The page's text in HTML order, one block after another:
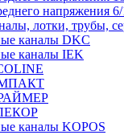
напряжения
лотки, трубы,
каналы DKC
каналы IEK
каналы KOPOS